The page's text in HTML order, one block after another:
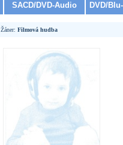
SACD/DVD-Audio DVD/
Žáner: Filmová hudba